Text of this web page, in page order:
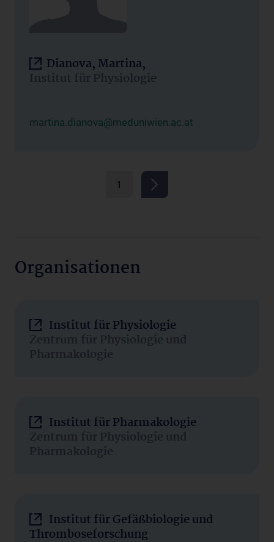
Dianova, Martina,
Institut für Physiologie
martina.dianova@meduniwien.ac.at
1
Organisationen
Institut für Physiologie
Zentrum für Physiologie und
Pharmakologie
Institut für Pharmakologie
Zentrum für Physiologie und
Pharmakologie
Institut für Gefäßbiologie und
Thromboseforschung